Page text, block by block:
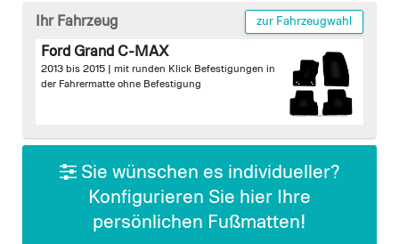
beginning
gallery
Ihr Fahrzeug zur Fahrzeugwahl
Ford Grand C-MAX
2013 bis 2015 | mit runden Klick Befestigungen in
der Fahrermatte ohne Befestigung
Sie wünschen es individueller?
Konfigurieren Sie hier Ihre
persönlichen Fußmatten!